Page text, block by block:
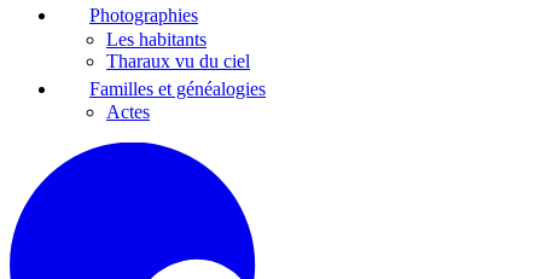
Photographies
Les habitants
Tharaux vu du ciel
Familles et généalogies
Actes